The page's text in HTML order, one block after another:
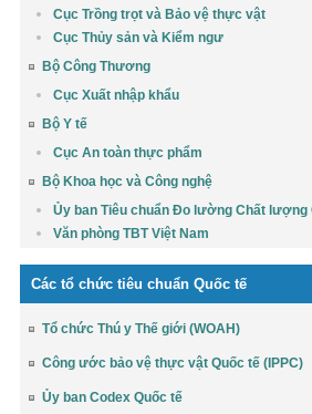
Cục Trồng trọt và Bảo vệ thực vật
Cục Thủy sản và Kiểm ngư
Bộ Công Thương
Cục Xuất nhập khẩu
Bộ Y tế
Cục An toàn thực phẩm
Bộ Khoa học và Công nghệ
Ủy ban Tiêu chuẩn Đo lường Chất lượng
Văn phòng TBT Việt Nam
Các tổ chức tiêu chuẩn Quốc tế
Tổ chức Thú y Thế giới (WOAH)
Công ước bảo vệ thực vật Quốc tế (IPPC)
Ủy ban Codex Quốc tế